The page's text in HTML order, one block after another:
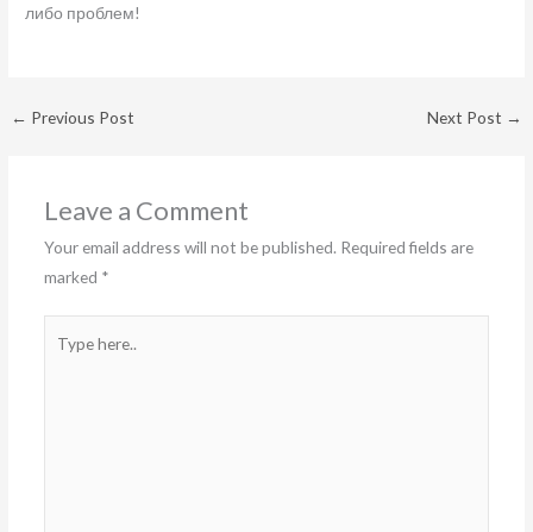
либо проблем!
← Previous Post Next Post →
Leave a Comment
Your email address will not be published. Required fields are
marked *
here..